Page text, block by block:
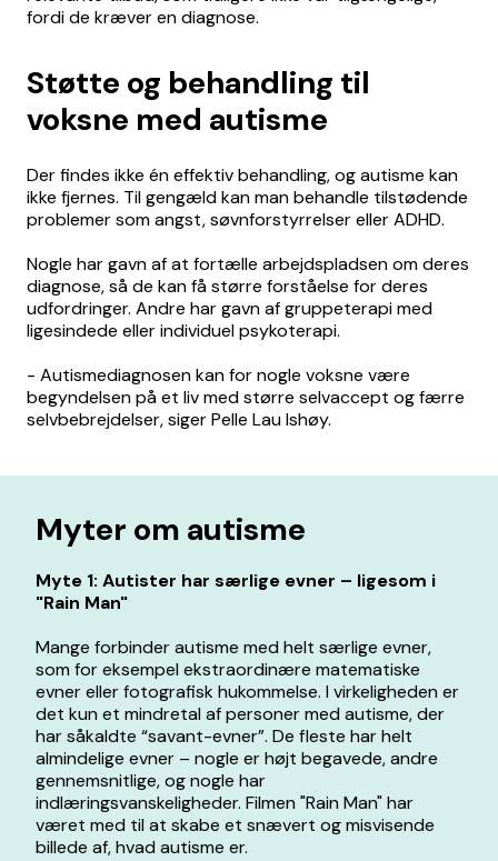
fordi de kræver en diagnose.
Støtte og behandling til
voksne med autisme
Der findes ikke én effektiv behandling, og autisme kan
ikke fjernes. Til gengæld kan man behandle tilstødende
problemer som angst, søvnforstyrrelser eller ADHD.
Nogle har gavn af at fortælle arbejdspladsen om deres
diagnose, så de kan få større forståelse for deres
udfordringer. Andre har gavn af gruppeterapi med
ligesindede eller individuel psykoterapi.
- Autismediagnosen kan for nogle voksne være
begyndelsen på et liv med større selvaccept og færre
selvbebrejdelser, siger Pelle Lau Ishøy.
Myter om autisme
Myte 1: Autister har særlige evner – ligesom i
"Rain Man"
Mange forbinder autisme med helt særlige evner,
som for eksempel ekstraordinære matematiske
evner eller fotografisk hukommelse. I virkeligheden er
det kun et mindretal af personer med autisme, der
har såkaldte “savant-evner”. De fleste har helt
almindelige evner – nogle er højt begavede, andre
gennemsnitlige, og nogle har
indlæringsvanskeligheder. Filmen "Rain Man" har
været med til at skabe et snævert og misvisende
billede af, hvad autisme er.